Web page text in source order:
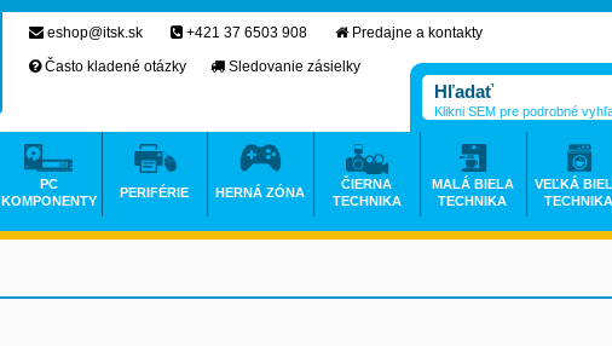
eshop@itsk.sk +421 37 6503 908
Predajne a kontakty
Často kladené otázky
Sledovanie zásielky
Klikni SEM pre podrobné
PC
KOMPONENTY
PERIFÉRIE HERNÁ ZÓNA
ČIERNA
TECHNIKA
MALÁ BIELA
TECHNIKA
VEĽKÁ
TECHNIKA